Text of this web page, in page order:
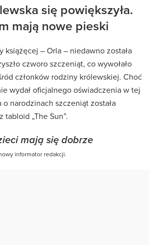
się powiększyła.
mają nowe pieski
książęcej – Orla – niedawno została
czworo szczeniąt, co wywołało
członków rodziny królewskiej. Choć
wydał oficjalnego oświadczenia w tej
narodzinach szczeniąt została
„The Sun”.
mają się dobrze
informator redakcji.